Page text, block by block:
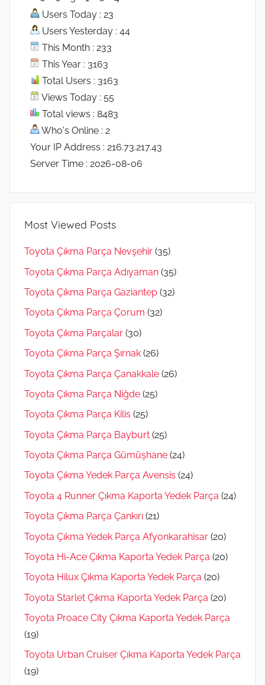
Users Today : 23
Users Yesterday : 44
This Month : 233
This Year : 3163
Total Users : 3163
Views Today : 55
Total views : 8483
Who's Online : 2
Your IP Address : 216.73.217.43
Server Time : 2026-08-06
Most Viewed Posts
Toyota Çıkma Parça Nevşehir (35)
Toyota Çıkma Parça Adıyaman (35)
Toyota Çıkma Parça Gaziantep (32)
Toyota Çıkma Parça Çorum (32)
Toyota Çıkma Parçalar (30)
Toyota Çıkma Parça Şırnak (26)
Toyota Çıkma Parça Çanakkale (26)
Toyota Çıkma Parça Niğde (25)
Toyota Çıkma Parça Kilis (25)
Toyota Çıkma Parça Bayburt (25)
Toyota Çıkma Parça Gümüşhane (24)
Toyota Çıkma Yedek Parça Avensis (24)
Toyota 4 Runner Çıkma Kaporta Yedek Parça (24)
Toyota Çıkma Parça Çankırı (21)
Toyota Çıkma Yedek Parça Afyonkarahisar (20)
Toyota Hi-Ace Çıkma Kaporta Yedek Parça (20)
Toyota Hilux Çıkma Kaporta Yedek Parça (20)
Toyota Starlet Çıkma Kaporta Yedek Parça (20)
Toyota Proace City Çıkma Kaporta Yedek Parça
(19)
Toyota Urban Cruiser Çıkma Kaporta Yedek Parça
(19)